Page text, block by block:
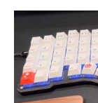
てるぐらいの感じです。 そんな感じ
までに * やったこと * やらなかったこと * 意識したこと
この辺りをまとめます。 ありきた
ですが、書いてみ
れらはダイヤ帯に
最初にやった